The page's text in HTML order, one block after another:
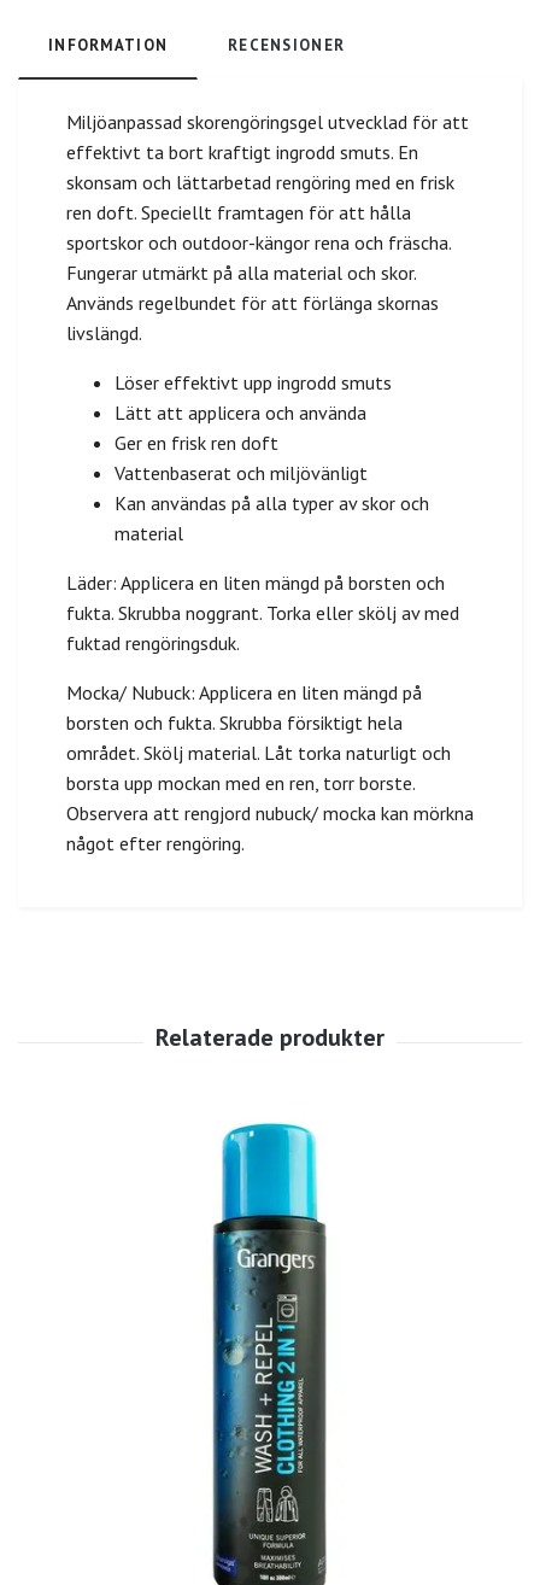
INFORMATION RECENSIONER
Miljöanpassad skorengöringsgel utvecklad för att
effektivt ta bort kraftigt ingrodd smuts. En
skonsam och lättarbetad rengöring med en frisk
ren doft. Speciellt framtagen för att hålla
sportskor och outdoor-kängor rena och fräscha.
Fungerar utmärkt på alla material och skor.
Används regelbundet för att förlänga skornas
livslängd.
Löser effektivt upp ingrodd smuts
Lätt att applicera och använda
Ger en frisk ren doft
Vattenbaserat och miljövänligt
Kan användas på alla typer av skor och
material
Läder: Applicera en liten mängd på borsten och
fukta. Skrubba noggrant. Torka eller skölj av med
fuktad rengöringsduk.
Mocka/ Nubuck: Applicera en liten mängd på
borsten och fukta. Skrubba försiktigt hela
området. Skölj material. Låt torka naturligt och
borsta upp mockan med en ren, torr borste.
Observera att rengjord nubuck/ mocka kan mörkna
något efter rengöring.